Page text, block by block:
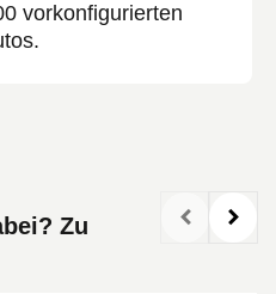
vorkonfigurierten
Zu